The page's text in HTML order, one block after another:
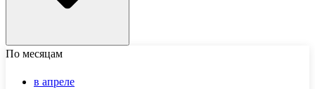
По месяцам
в апреле